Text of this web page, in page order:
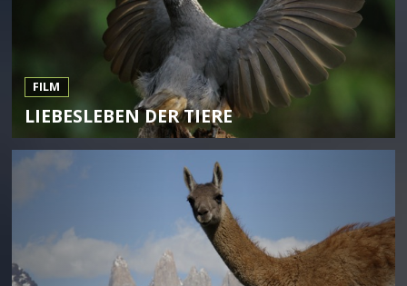
FILM
LIEBESLEBEN DER TIERE